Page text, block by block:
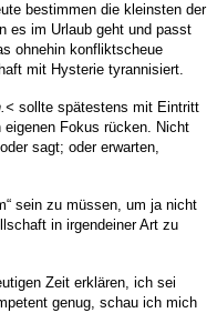
bestimmen die kleinsten der
es im Urlaub geht und passt
ohnehin konfliktscheue
mit Hysterie tyrannisiert.
sollte spätestens mit Eintritt
eigenen Fokus rücken. Nicht
sagt; oder erwarten,
sein zu müssen, um ja nicht
in irgendeiner Art zu
Zeit erklären, ich sei
genug, schau ich mich